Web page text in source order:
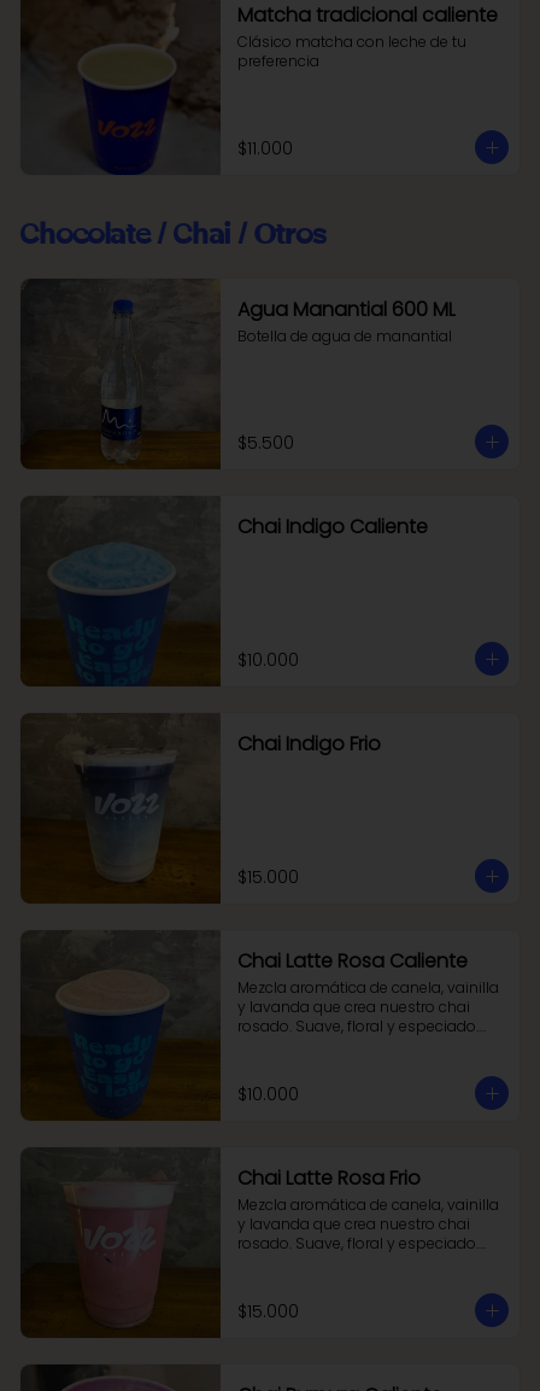
Matcha tradicional caliente
Clásico matcha con leche de tu
preferencia
$11.000
Chocolate / Chai / Otros
Agua Manantial 600 ML
Botella de agua de manantial
$5.500
Chai Indigo Caliente
$10.000
Chai Indigo Frio
$15.000
Chai Latte Rosa Caliente
Mezcla aromática de canela, vainilla
y lavanda que crea nuestro chai
rosado. Suave, floral y especiado.
$10.000
Chai Latte Rosa Frio
Mezcla aromática de canela, vainilla
y lavanda que crea nuestro chai
rosado. Suave, floral y especiado.
$15.000